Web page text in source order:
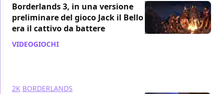
Borderlands 3, in una versione
preliminare del gioco Jack il Bello
era il cattivo da battere
VIDEOGIOCHI
2K BORDERLANDS